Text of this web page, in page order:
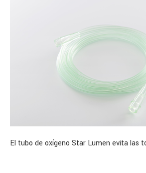
El tubo de oxígeno Star Lumen evita las